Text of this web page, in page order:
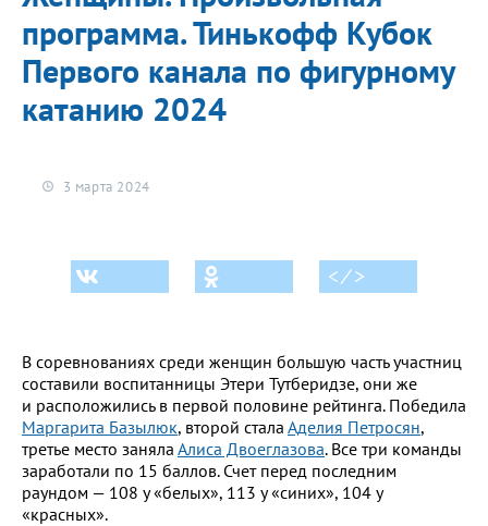
программа. Тинькофф Кубок
Первого канала по фигурному
катанию 2024
3 марта 2024
< ⁄ >
В соревнованиях среди женщин большую часть участниц
составили воспитанницы Этери Тутберидзе, они же
и расположились в первой половине рейтинга. Победила
Маргарита Базылюк, второй стала Аделия Петросян,
третье место заняла Алиса Двоеглазова. Все три команды
заработали по 15 баллов. Счет перед последним
раундом — 108 у «белых», 113 у «синих», 104 у
«красных».